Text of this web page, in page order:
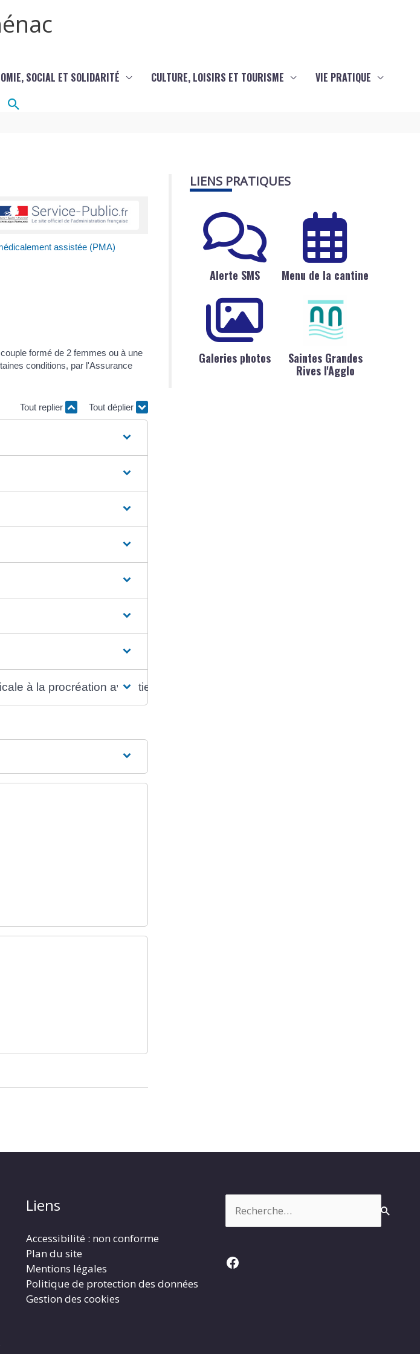
SOCIAL ET SOLIDARITÉ CULTURE, LOISIRS ET TOURISME VIE PRATIQUE
Rechercher
assistée (PMA)
formé de 2 femmes ou à une
conditions, par l'Assurance
Tout replier Tout déplier
à la procréation avec tiers donneur ?
LIENS PRATIQUES
Alerte SMS Menu de la cantine
Galeries photos
Saintes Grandes
Rives l'Agglo
Liens
Accessibilité : non conforme
Plan du site
Mentions légales
Politique de protection des données
Gestion des cookies
Facebook